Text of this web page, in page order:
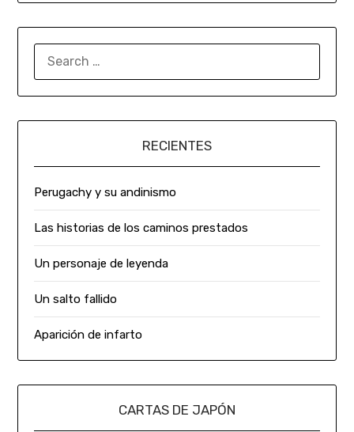
RECIENTES
Perugachy y su andinismo
Las historias de los caminos prestados
Un personaje de leyenda
Un salto fallido
Aparición de infarto
CARTAS DE JAPÓN